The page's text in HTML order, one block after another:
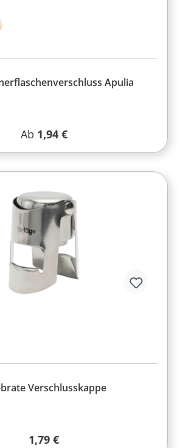
Apulia
Regulärer Preis:
Ab 1,94 €
Verschlusskappe
Regulärer Preis:
1,79 €